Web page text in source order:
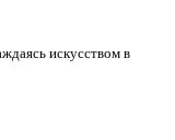
искусством в